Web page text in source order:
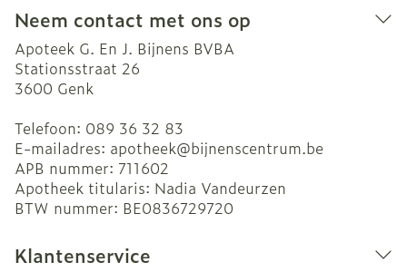
Neem contact met ons op
Apoteek G. En J. Bijnens BVBA
Stationsstraat 26
3600 Genk
Telefoon: 089 36 32 83
E-mailadres: apotheek@bijnenscentrum.be
APB nummer: 711602
Apotheek titularis: Nadia Vandeurzen
BTW nummer: BE0836729720
Klantenservice